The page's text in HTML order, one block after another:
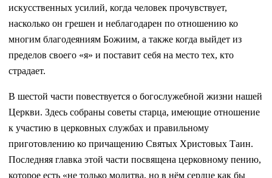
искусственных усилий, когда человек прочувствует,
насколько он грешен и неблагодарен по отношению ко
многим благодеяниям Божиим, а также когда выйдет из
пределов своего «я» и поставит себя на место тех, кто
страдает.
В шестой части повествуется о богослужебной жизни нашей
Церкви. Здесь собраны советы старца, имеющие отношение
к участию в церковных службах и правильному
приготовлению ко причащению Святых Христовых Таин.
Последняя главка этой части посвящена церковному пению,
которое есть «не только молитва, но в нём сердце как бы